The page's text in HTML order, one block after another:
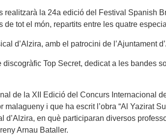
la 24a edició del Festival Spanish
tot el món, repartits entre les quatre
d’Alzira, amb el patrocini de l’Ajuntament
Top Secret, dedicat a les bandes
de la XII Edició del Concurs Internacional
i que ha escrit l’obra “Al Yazirat
en què participaran diversos
Arnau Bataller.